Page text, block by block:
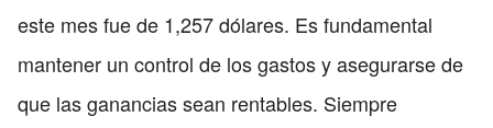
este mes fue de 1,257 dólares. Es fundamental
mantener un control de los gastos y asegurarse de
que las ganancias sean rentables. Siempre